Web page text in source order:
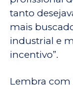
tanto
mais
industrial e
incentivo”.
Lembra